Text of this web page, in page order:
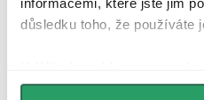
důsledku toho, že používáte
můžeme používat cookies